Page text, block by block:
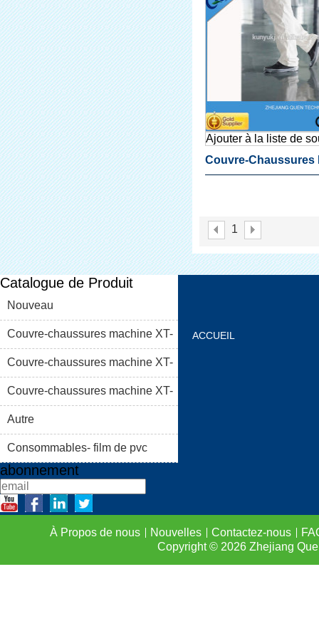
Ajouter à la liste de
Couvre-Chaussures
1
Catalogue de Produit
Nouveau
Couvre-chaussures machine XT-
46C
Couvre-chaussures machine XT-
46B (i)
Couvre-chaussures machine XT-
46B (II)
Autre
Consommables- film de pvc
abonnement
ACCUEIL
À Propos de nous Nouvelles Contactez-nous
Copyright © 2026Zhejiang